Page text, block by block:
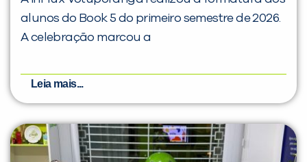
alunos do Book 5 do primeiro semestre de 2026.
A celebração marcou a
Leia mais...